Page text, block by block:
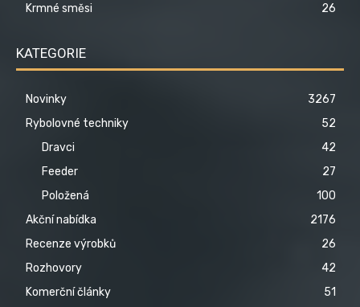
Krmné směsi
26
KATEGORIE
Novinky
3267
Rybolovné techniky
52
Dravci
42
Feeder
27
Položená
100
Akční nabídka
2176
Recenze výrobků
26
Rozhovory
42
Komerční články
51